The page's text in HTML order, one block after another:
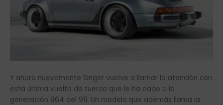
Y ahora nuevamente Singer vuelve a llamar la atención con
esta última vuelta de tuerca que le ha dado a la
generación 964 del 911. Un modelo que además llama la